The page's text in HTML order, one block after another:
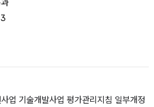
업 기술개발사업 평가관리지침 일부개정